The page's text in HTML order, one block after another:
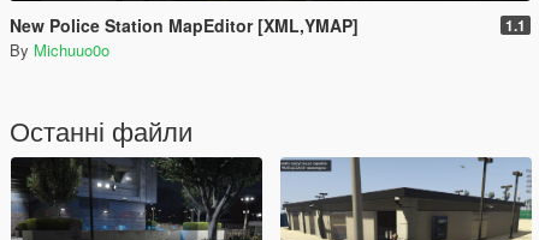
New Police Station MapEditor [XML,YMAP] 1.1
By Michuuo0o
Останні файли